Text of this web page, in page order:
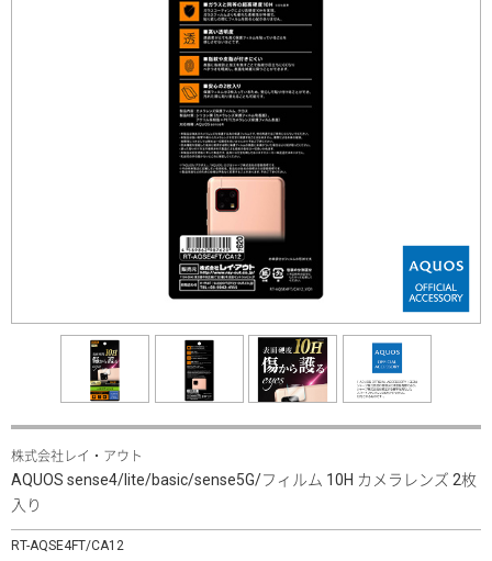
株式会社レイ・アウト
AQUOS sense4/lite/basic/sense5G/フィルム 10H カメラレンズ 2枚
入り
RT-AQSE4FT/CA12